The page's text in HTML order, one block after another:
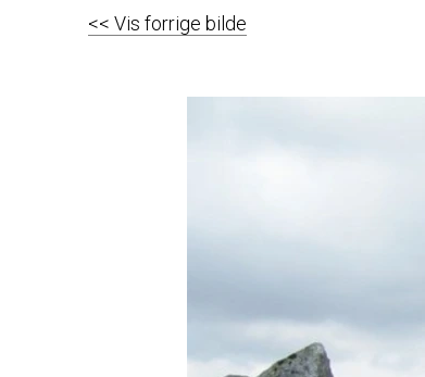
<< Vis forrige bilde